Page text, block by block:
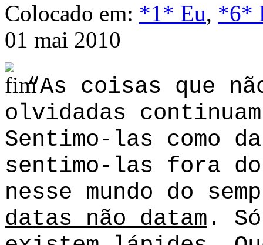
Colocado em: *1* Eu, *6*
01 mai 2010
“As coisas que
olvidadas
Sentimo-las como
sentimo-las fora
nesse mundo do
datas não datam .